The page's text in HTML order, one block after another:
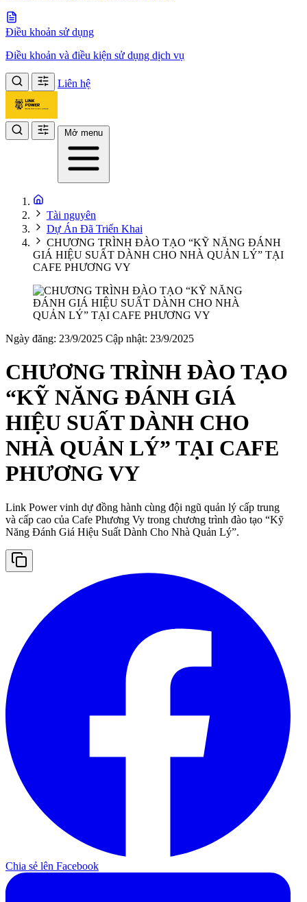
Điều khoản sử dụng
Điều khoản và điều kiện sử dụng dịch vụ
Liên hệ
Mở menu
Tài nguyên
Dự Án Đã Triển Khai
CHƯƠNG TRÌNH ĐÀO TẠO “KỸ NĂNG ĐÁNH
GIÁ HIỆU SUẤT DÀNH CHO NHÀ QUẢN LÝ” TẠI
CAFE PHƯƠNG VY
Ngày đăng: 23/9/2025 Cập nhật: 23/9/2025
CHƯƠNG TRÌNH ĐÀO TẠO
“KỸ NĂNG ĐÁNH GIÁ
HIỆU SUẤT DÀNH CHO
NHÀ QUẢN LÝ” TẠI CAFE
PHƯƠNG VY
Link Power vinh dự đồng hành cùng đội ngũ quản lý cấp trung
và cấp cao của Cafe Phương Vy trong chương trình đào tạo “Kỹ
Năng Đánh Giá Hiệu Suất Dành Cho Nhà Quản Lý”.
Chia sẻ lên Facebook